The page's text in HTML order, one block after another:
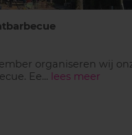
organiseren wij
Ee... lees meer